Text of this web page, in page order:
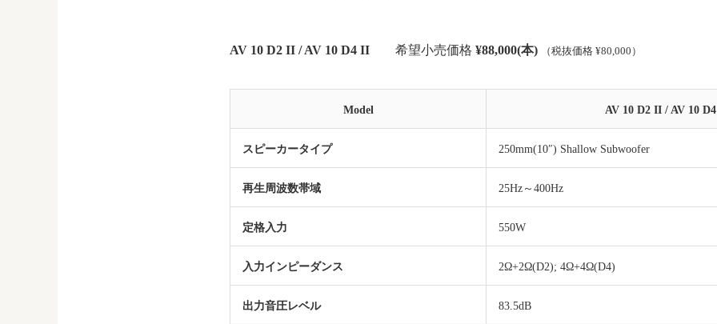
AV 10 D2 II / AV 10 D4 II 希望小売価格 ¥88,000(本) （税抜価格 ¥80,000）
Model AV 10 D2 II / AV 10
スピーカータイプ 250mm(10″) Shallow Subwoofer
再生周波数帯域 25Hz～400Hz
定格入力 550W
入力インピーダンス 2Ω+2Ω(D2); 4Ω+4Ω(D4)
出力音圧レベル 83.5dB